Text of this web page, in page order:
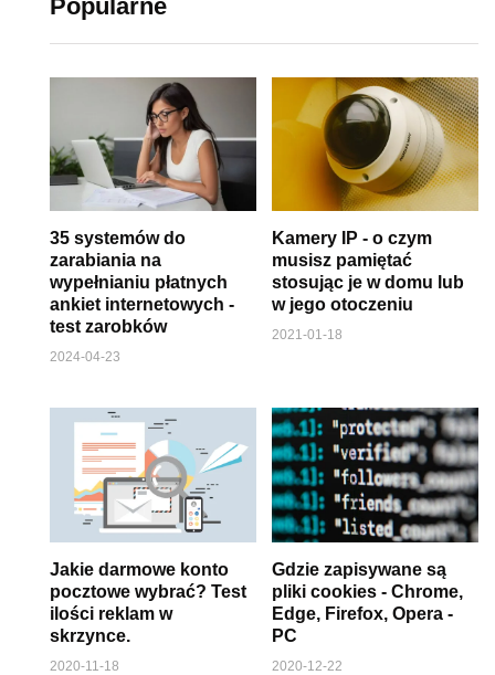
Popularne
35 systemów do
zarabiania na
wypełnianiu płatnych
ankiet internetowych -
test zarobków
2024-04-23
Kamery IP - o czym
musisz pamiętać
stosując je w domu lub
w jego otoczeniu
2021-01-18
Jakie darmowe konto
pocztowe wybrać? Test
ilości reklam w
skrzynce.
2020-11-18
Gdzie zapisywane są
pliki cookies - Chrome,
Edge, Firefox, Opera -
PC
2020-12-22